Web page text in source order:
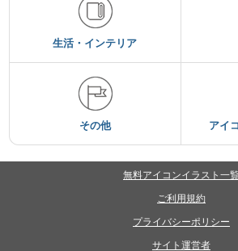
生活・インテリア
その他 アイ
無料アイコンイラスト一
ご利用規約
プライバシーポリシー
サイト運営者